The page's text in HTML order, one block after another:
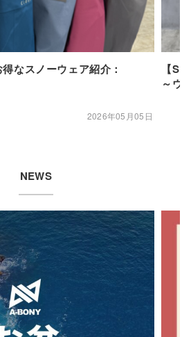
なスノーウェア紹介：
2026年05月05日
【
～ウ
NEWS